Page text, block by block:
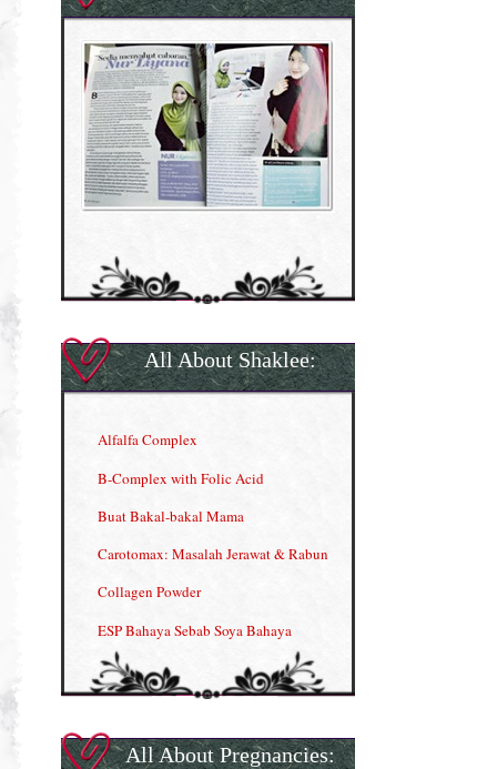
All About Shaklee:
Alfalfa Complex
B-Complex with Folic Acid
Buat Bakal-bakal Mama
Carotomax: Masalah Jerawat & Rabun
Collagen Powder
ESP Bahaya Sebab Soya Bahaya
ESP Produk Shaklee Paling HOT
Gla Complex (II)
All About Pregnancies: